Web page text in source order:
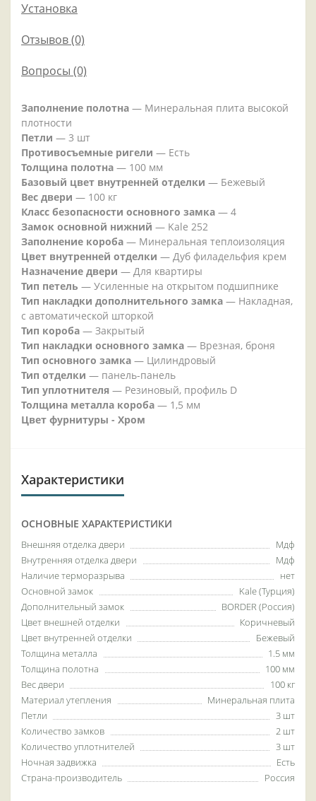
Установка
Отзывов (0)
Вопросы (0)
Заполнение полотна — Минеральная плита высокой
плотности
Петли — 3 шт
Противосъемные ригели — Есть
Толщина полотна — 100 мм
Базовый цвет внутренней отделки — Бежевый
Вес двери — 100 кг
Класс безопасности основного замка — 4
Замок основной нижний — Kale 252
Заполнение короба — Минеральная теплоизоляция
Цвет внутренней отделки — Дуб филадельфия крем
Назначение двери — Для квартиры
Тип петель — Усиленные на открытом подшипнике
Тип накладки дополнительного замка — Накладная,
с автоматической шторкой
Тип короба — Закрытый
Тип накладки основного замка — Врезная, броня
Тип основного замка — Цилиндровый
Тип отделки — панель-панель
Тип уплотнителя — Резиновый, профиль D
Толщина металла короба — 1,5 мм
Цвет фурнитуры - Хром
Характеристики
ОСНОВНЫЕ ХАРАКТЕРИСТИКИ
Внешняя отделка двери
Мдф
Внутренняя отделка двери
Мдф
Наличие терморазрыва
нет
Основной замок
Kale (Турция)
Дополнительный замок
BORDER (Россия)
Цвет внешней отделки
Коричневый
Цвет внутренней отделки
Бежевый
Толщина металла
1.5 мм
Толщина полотна
100 мм
Вес двери
100 кг
Материал утепления
Минеральная плита
Петли
3 шт
Количество замков
2 шт
Количество уплотнителей
3 шт
Ночная задвижка
Есть
Страна-производитель
Россия